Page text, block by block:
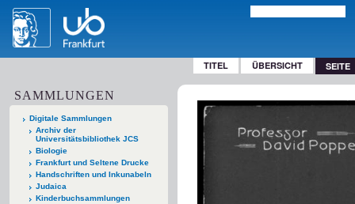
TITEL ÜBERSICHT SEITE
SAMMLUNGEN
Digitale Sammlungen
Archiv der
Universitätsbibliothek JCS
Biologie
Frankfurt und Seltene Drucke
Handschriften und Inkunabeln
Judaica
Kinderbuchsammlungen